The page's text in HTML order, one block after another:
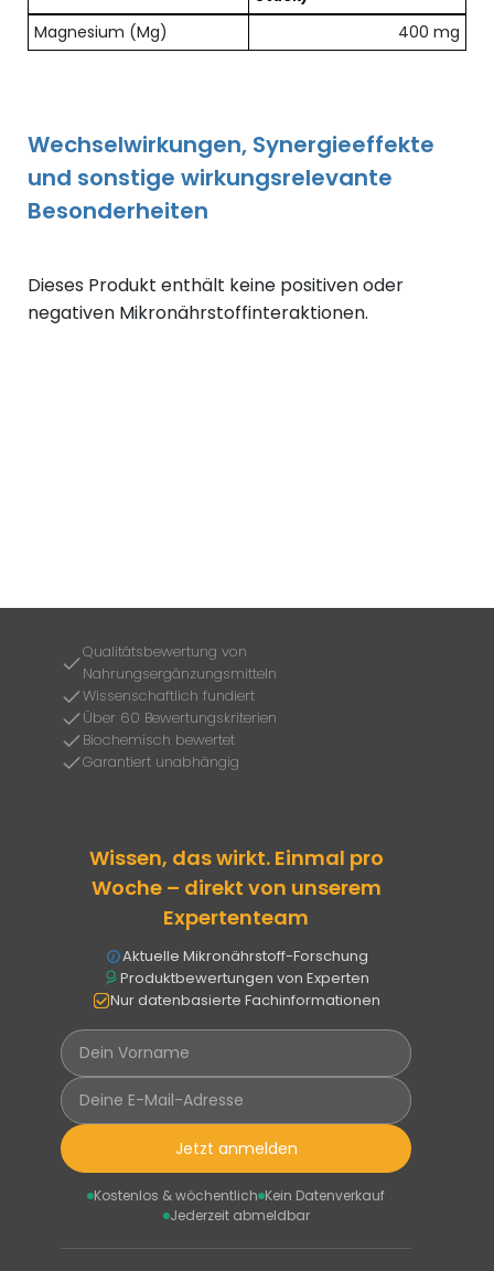
Übersicht der enthaltenen Nährstoffe pro Dosis
Magnesium (Mg)
400 mg
Wechselwirkungen, Synergieeffekte
und sonstige wirkungsrelevante
Besonderheiten
Dieses Produkt enthält keine positiven oder
negativen Mikronährstoffinteraktionen.
Qualitätsbewertung von
Nahrungsergänzungsmitteln
Wissenschaftlich fundiert
Über 60 Bewertungskriterien
Biochemisch bewertet
Garantiert unabhängig
Wissen, das wirkt. Einmal pro
Woche – direkt von unserem
Expertenteam
Aktuelle Mikronährstoff-Forschung
Produktbewertungen von Experten
Nur datenbasierte Fachinformationen
Jetzt anmelden
Kostenlos & wöchentlich Kein Datenverkauf
Jederzeit abmeldbar